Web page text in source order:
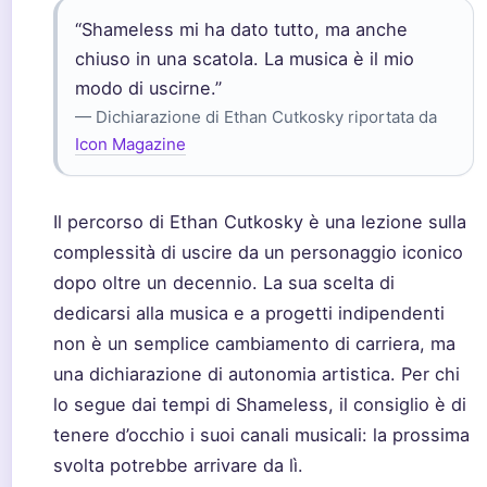
“Shameless mi ha dato tutto, ma anche
chiuso in una scatola. La musica è il mio
modo di uscirne.”
— Dichiarazione di Ethan Cutkosky riportata da
Icon Magazine
Il percorso di Ethan Cutkosky è una lezione sulla
complessità di uscire da un personaggio iconico
dopo oltre un decennio. La sua scelta di
dedicarsi alla musica e a progetti indipendenti
non è un semplice cambiamento di carriera, ma
una dichiarazione di autonomia artistica. Per chi
lo segue dai tempi di Shameless, il consiglio è di
tenere d’occhio i suoi canali musicali: la prossima
svolta potrebbe arrivare da lì.